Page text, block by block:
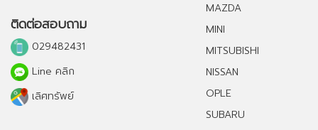
ติดต่อสอบถาม
029482431
Line คลิก
เลิศทรัพย์
MAZDA
MINI
MITSUBISHI
NISSAN
OPLE
SUBARU